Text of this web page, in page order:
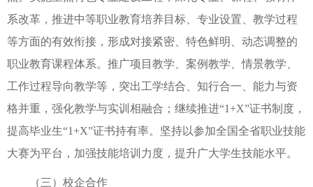
系改革，推进中等职业教育培养目标、专业设置、教学过程
等方面的有效衔接，形成对接紧密、特色鲜明、动态调整的
职业教育课程体系。推广项目教学、案例教学、情景教学、
工作过程导向教学等，突出工学结合、知行合一、能力与资
格并重，强化教学与实训相融合；继续推进“1+X”证书制度，
提高毕业生“1+X”证书持有率。坚持以参加全国全省职业技能
大赛为平台，加强技能培训力度，提升广大学生技能水平。
（三）校企合作